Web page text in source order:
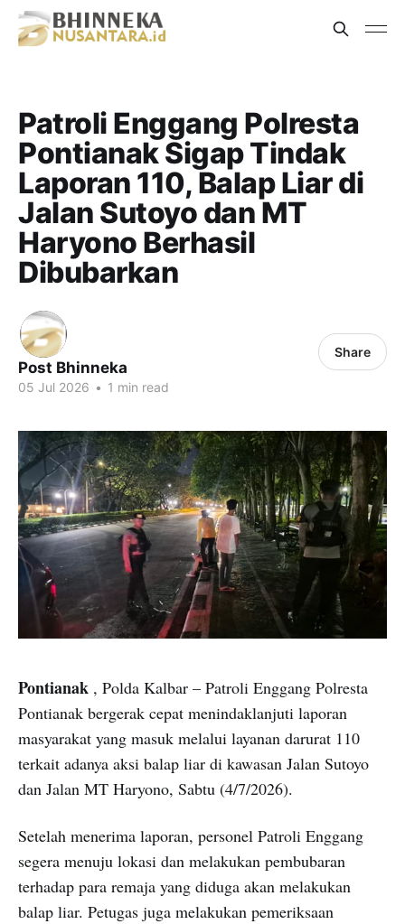
Patroli Enggang Polresta
Pontianak Sigap Tindak
Laporan 110, Balap Liar di
Jalan Sutoyo dan MT
Haryono Berhasil
Dibubarkan
Post Bhinneka
05 Jul 2026 • 1 min read
Share
Pontianak , Polda Kalbar – Patroli Enggang Polresta
Pontianak bergerak cepat menindaklanjuti laporan
masyarakat yang masuk melalui layanan darurat 110
terkait adanya aksi balap liar di kawasan Jalan Sutoyo
dan Jalan MT Haryono, Sabtu (4/7/2026).
Setelah menerima laporan, personel Patroli Enggang
segera menuju lokasi dan melakukan pembubaran
terhadap para remaja yang diduga akan melakukan
balap liar. Petugas juga melakukan pemeriksaan